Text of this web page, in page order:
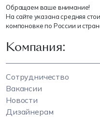
Обращаем ваше внимание!
На сайте указана средняя
компоновке по России и
Компания:
Сотрудничество
Вакансии
Новости
Дизайнерам